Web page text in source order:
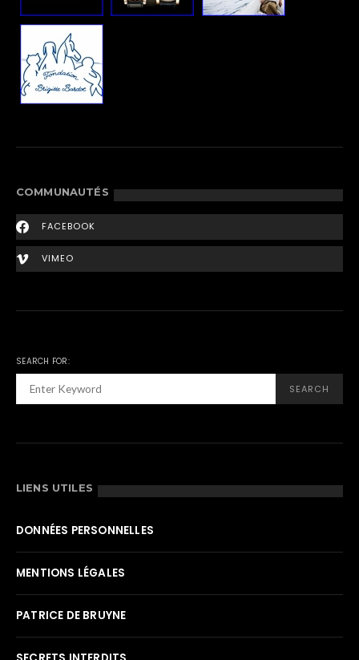
COMMUNAUTÉS
FACEBOOK
VIMEO
SEARCH FOR:
SEARCH
LIENS UTILES
DONNÉES PERSONNELLES
MENTIONS LÉGALES
PATRICE DE BRUYNE